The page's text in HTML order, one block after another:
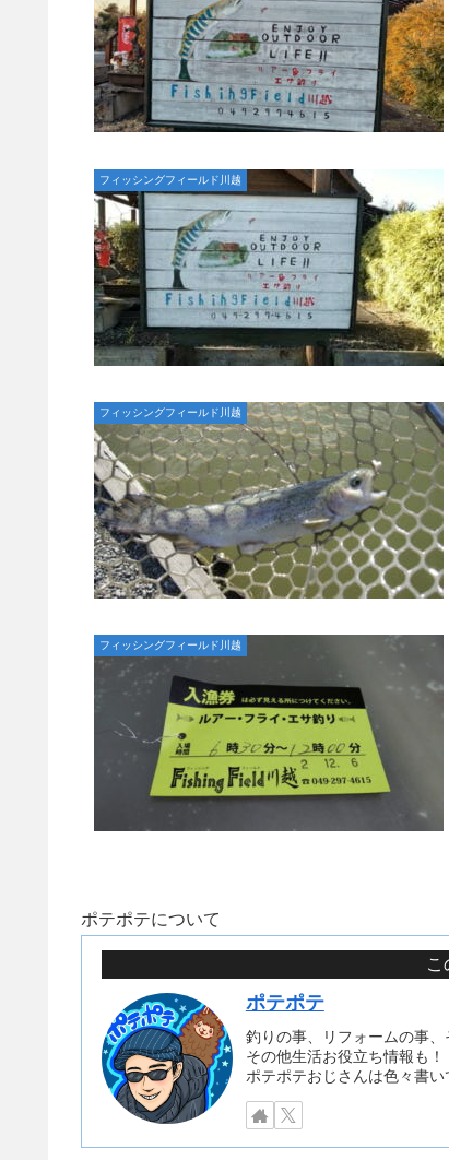
フィッシングフィールド川越
フィッシングフィールド川越
フィッシングフィールド川越
ポテポテについて
こ
ポテポテ
釣りの事、リフォームの事、
その他生活お役立ち情報も！
ポテポテおじさんは色々書い